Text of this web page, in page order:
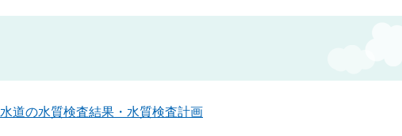
水道の水質検査結果・水質検査計画